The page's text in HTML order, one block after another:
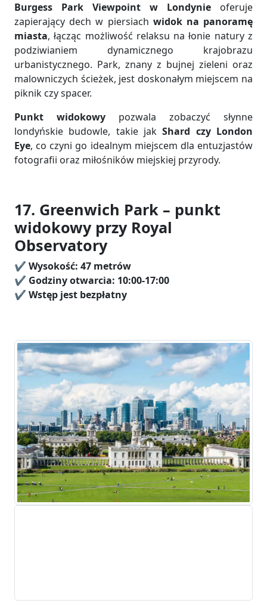
Burgess Park Viewpoint w Londynie oferuje
zapierający dech w piersiach widok na panoramę
miasta, łącząc możliwość relaksu na łonie natury z
podziwianiem dynamicznego krajobrazu
urbanistycznego. Park, znany z bujnej zieleni oraz
malowniczych ścieżek, jest doskonałym miejscem na
piknik czy spacer.
Punkt widokowy pozwala zobaczyć słynne
londyńskie budowle, takie jakShard czy London
Eye, co czyni go idealnym miejscem dla entuzjastów
fotografii oraz miłośników miejskiej przyrody.
17. Greenwich Park – punkt
widokowy przy Royal
Observatory
✔️ Wysokość: 47 metrów
✔️ Godziny otwarcia: 10:00-17:00
✔️ Wstęp jest bezpłatny